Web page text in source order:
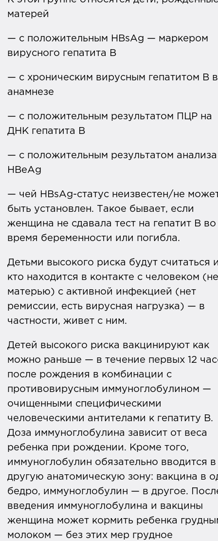
матерей
— с положительным HBsAg — маркером
вирусного гепатита В
— с хроническим вирусным гепатитом В в
анамнезе
— с положительным результатом ПЦР на
ДНК гепатита В
— с положительным результатом
HBeAg
— чей HBsAg-статус неизвестен/не
быть установлен. Такое бывает, если
женщина не сдавала тест на гепатит B во
время беременности или погибла.
Детьми высокого риска будут считаться
кто находится в контакте с человеком (не
матерью) с активной инфекцией (нет
ремиссии, есть вирусная нагрузка) — в
частности, живет с ним.
Детей высокого риска вакцинируют как
можно раньше — в течение первых 12
после рождения в комбинации с
противовирусным иммуноглобулином —
очищенными специфическими
человеческими антителами к гепатиту В.
Доза иммуноглобулина зависит от веса
ребенка при рождении. Кроме того,
иммуноглобулин обязательно вводится в
другую анатомическую зону: вакцина в
бедро, иммуноглобулин — в другое.
введения иммуноглобулина и вакцины
женщина может кормить ребенка
молоком — без этих мер грудное